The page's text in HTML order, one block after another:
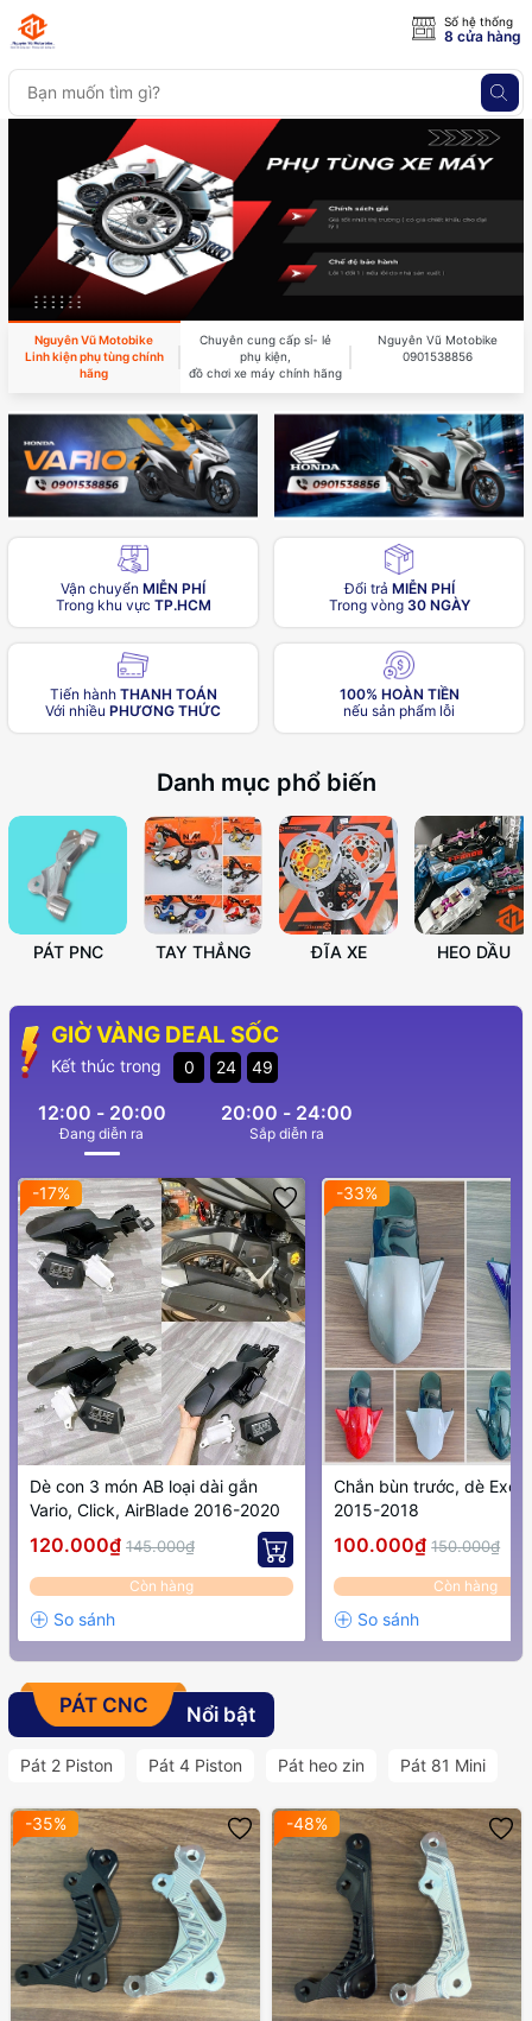
Số hệ thống
8 cửa hàng
Nguyên Vũ Motobike
Linh kiện phụ tùng chính
hãng
Chuyên cung cấp sỉ- lẻ
phụ kiện,
đồ chơi xe máy chính hãng
Nguyên Vũ Motobike
0901538856
Vận chuyển MIỄN PHÍ
Trong khu vực TP.HCM
Đổi trả MIỄN PHÍ
Trong vòng 30 NGÀY
Tiến hành THANH TOÁN
Với nhiều PHƯƠNG THỨC
100% HOÀN TIỀN
nếu sản phẩm lỗi
Danh mục phổ biến
PÁT PNC TAY THẮNG ĐĨA XE HEO DẦU
GIỜ VÀNG DEAL SỐC
Kết thúc trong 0 24 48
12:00 - 20:00
Ðang diễn ra
20:00 - 24:00
Sắp diễn ra
-17%
Dè con 3 món AB loại dài gắn
Vario, Click, AirBlade 2016-2020
120.000₫ 145.000₫
Còn hàng
-33%
Chắn bùn trước, dè
2015-2018
100.000₫ 150.000₫
Còn hàng
PÁT CNC Nổi bật
Pát 2 Piston Pát 4 Piston Pát heo zin Pát 81 Mini
-35% -48%